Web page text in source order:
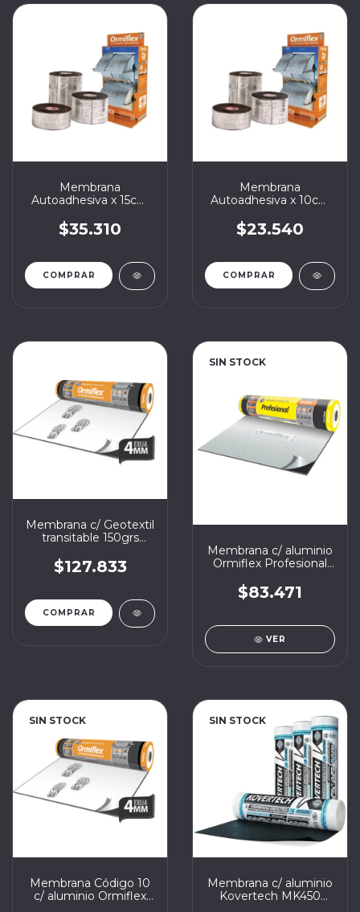
Membrana
Autoadhesiva x 15cm
$35.310
Membrana
Autoadhesiva x 10cm
$23.540
Membrana c/ Geotextil
transitable 150grs
10m2
$127.833
SIN STOCK
Membrana c/ aluminio
Ormiflex Profesional
$83.471
VER
SIN STOCK
Membrana Código 10
c/ aluminio Ormiflex
SIN STOCK
Membrana c/ aluminio
Kovertech MK450